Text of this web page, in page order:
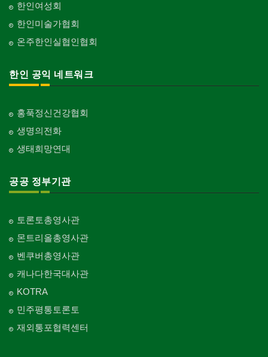
한인여성회
한인미술가협회
온주한인실협인협회
한인 공익 네트워크
홍푹정신건강협회
생명의전화
생태희망연대
공공 정부기관
토론토총영사관
몬트리올총영사관
벤쿠버총영사관
캐나다한국대사관
KOTRA
민주평통토론토
재외통포협력센터